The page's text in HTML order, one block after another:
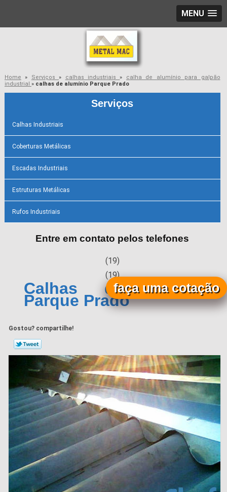
MENU
Home » Serviços» calhas industriais» calha de alumínio para galpão
industrial » calhas de alumínio Parque Prado
Serviços
Calhas Industriais
Coberturas Metálicas
Escadas Industriais
Estruturas Metálicas
Rufos Industriais
Entre em contato pelos telefones
(19)
(19)
Calhas de Alumínio
Parque Prado
Gostou? compartilhe!
faça uma cotação